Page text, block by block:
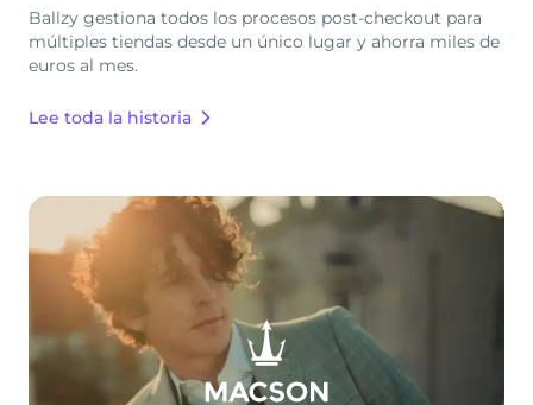
Ballzy gestiona todos los procesos post-checkout para
múltiples tiendas desde un único lugar y ahorra miles de
euros al mes.
Lee toda la historia